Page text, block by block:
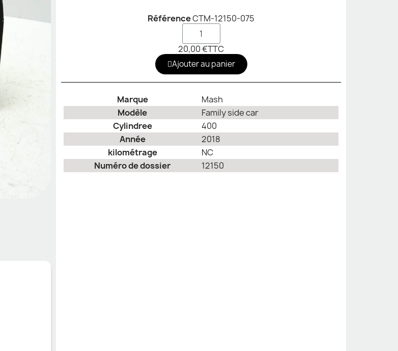
RéférenceCTM-12150-075
20,00 €TTC
Ajouter au panier
Marque
Mash
Modèle
Family side car
Cylindree
400
Année
2018
kilométrage
NC
Numéro de dossier
12150